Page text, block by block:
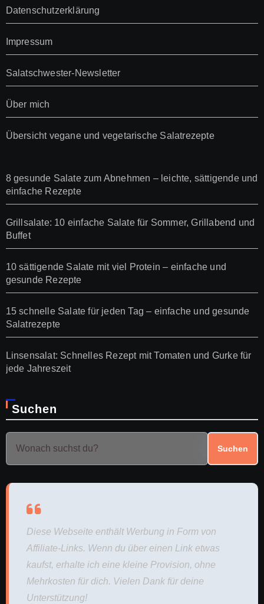
Datenschutzerklärung
Impressum
Salatschwester-Newsletter
Über mich
Übersicht vegane und vegetarische Salatrezepte
8 gesunde Salate zum Abnehmen – leichte, sättigende und
einfache Rezepte
Grillsalate: 10 einfache Salate für Sommer, Grillabend und
Buffet
10 sättigende Salate mit viel Protein – einfache und
gesunde Rezepte
15 schnelle Salate für jeden Tag – einfache und gesunde
Salatrezepte
Linsensalat: Schnelles Rezept mit Tomaten und Gurke für
jede Jahreszeit
Suchen
Suchen
Diese Webseite enthält Werbung in Form von
Affiliate-Links. Wenn du über einen Link etwas
kaufst, erhalte ich eine kleine Provision, ohne
Mehrkosten für dich. Vielen Dank für deine
Unterstützung!